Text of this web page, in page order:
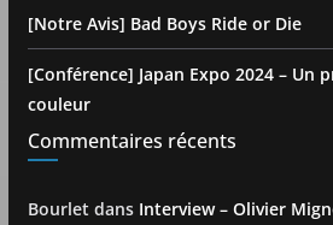
[Notre Avis] Bad Boys Ride or Die
[Conférence] Japan Expo 2024 – Un
couleur
Commentaires récents
Bourlet dans Interview – Olivier